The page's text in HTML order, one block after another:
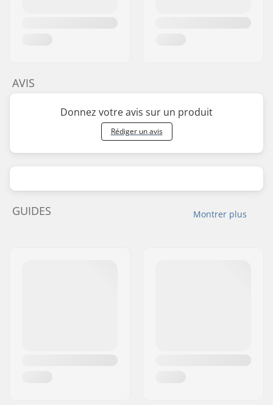
AVIS
Donnez votre avis sur un produit
Rédiger un avis
Montrer plus
GUIDES